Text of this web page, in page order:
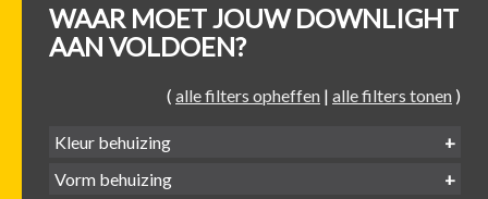
WAAR MOET JOUW DOWNLIGHT
AAN VOLDOEN?
( alle filters opheffen | alle filters tonen )
Kleur behuizing
Vorm behuizing